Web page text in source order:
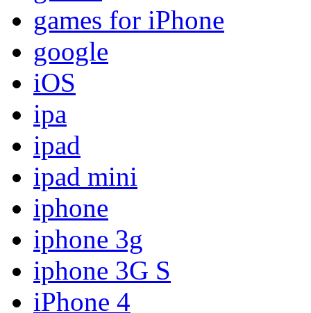
games for iPhone
google
iOS
ipa
ipad
ipad mini
iphone
iphone 3g
iphone 3G S
iPhone 4